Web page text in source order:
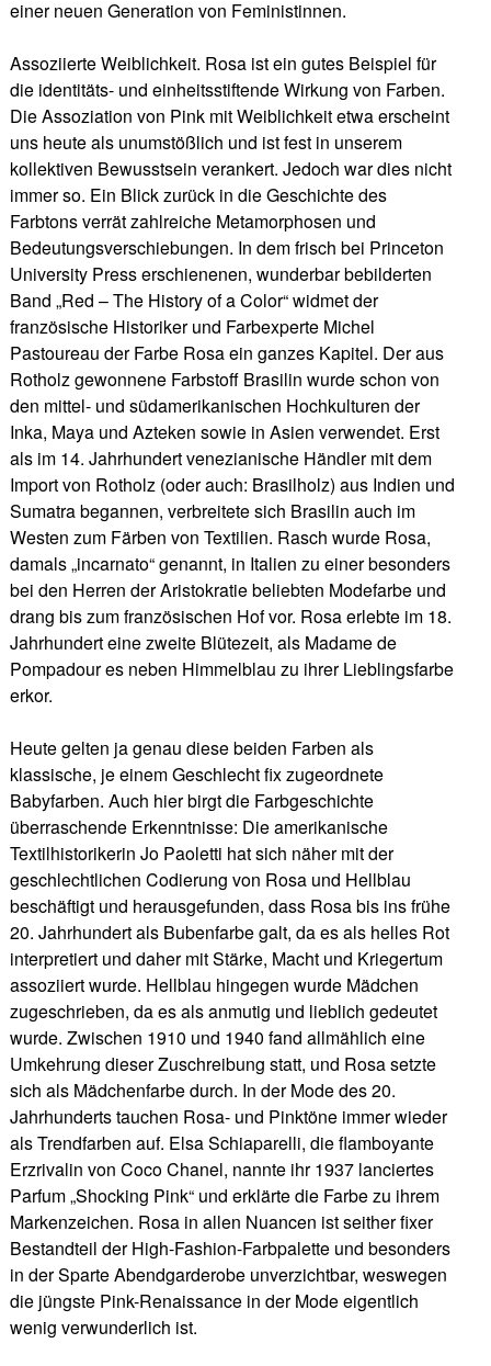
einer neuen Generation von Feministinnen.
Assoziierte Weiblichkeit. Rosa ist ein gutes Beispiel für
die identitäts- und einheitsstiftende Wirkung von Farben.
Die Assoziation von Pink mit Weiblichkeit etwa erscheint
uns heute als unumstößlich und ist fest in unserem
kollektiven Bewusstsein verankert. Jedoch war dies nicht
immer so. Ein Blick zurück in die Geschichte des
Farbtons verrät zahlreiche Metamorphosen und
Bedeutungsverschiebungen. In dem frisch bei Princeton
University Press erschienenen, wunderbar bebilderten
Band „Red – The History of a Color“ widmet der
französische Historiker und Farbexperte Michel
Pastoureau der Farbe Rosa ein ganzes Kapitel. Der aus
Rotholz gewonnene Farbstoff Brasilin wurde schon von
den mittel- und südamerikanischen Hochkulturen der
Inka, Maya und Azteken sowie in Asien verwendet. Erst
als im 14. Jahrhundert venezianische Händler mit dem
Import von Rotholz (oder auch: Brasilholz) aus Indien und
Sumatra begannen, verbreitete sich Brasilin auch im
Westen zum Färben von Textilien. Rasch wurde Rosa,
damals „incarnato“ genannt, in Italien zu einer besonders
bei den Herren der Aristokratie beliebten Modefarbe und
drang bis zum französischen Hof vor. Rosa erlebte im 18.
Jahrhundert eine zweite Blütezeit, als Madame de
Pompadour es neben Himmelblau zu ihrer Lieblingsfarbe
erkor.
Heute gelten ja genau diese beiden Farben als
klassische, je einem Geschlecht fix zugeordnete
Babyfarben. Auch hier birgt die Farbgeschichte
überraschende Erkenntnisse: Die amerikanische
Textilhistorikerin Jo Paoletti hat sich näher mit der
geschlechtlichen Codierung von Rosa und Hellblau
beschäftigt und herausgefunden, dass Rosa bis ins frühe
20. Jahrhundert als Bubenfarbe galt, da es als helles Rot
interpretiert und daher mit Stärke, Macht und Kriegertum
assoziiert wurde. Hellblau hingegen wurde Mädchen
zugeschrieben, da es als anmutig und lieblich gedeutet
wurde. Zwischen 1910 und 1940 fand allmählich eine
Umkehrung dieser Zuschreibung statt, und Rosa setzte
sich als Mädchenfarbe durch. In der Mode des 20.
Jahrhunderts tauchen Rosa- und Pinktöne immer wieder
als Trendfarben auf. Elsa Schiaparelli, die flamboyante
Erzrivalin von Coco Chanel, nannte ihr 1937 lanciertes
Parfum „Shocking Pink“ und erklärte die Farbe zu ihrem
Markenzeichen. Rosa in allen Nuancen ist seither fixer
Bestandteil der High-Fashion-Farbpalette und besonders
in der Sparte Abendgarderobe unverzichtbar, weswegen
die jüngste Pink-Renaissance in der Mode eigentlich
wenig verwunderlich ist.